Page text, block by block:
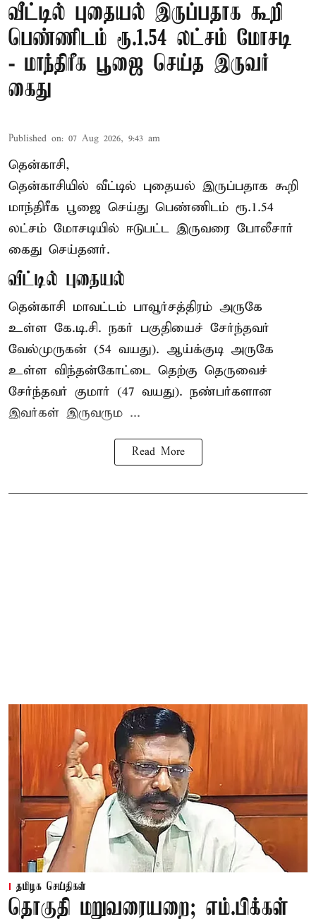
வீட்டில் புதையல் இருப்பதாக கூறி
பெண்ணிடம் ரூ.1.54 லட்சம் மோசடி
- மாந்திரீக பூஜை செய்த இருவர்
கைது
Published on: 07 Aug 2026, 9:43 am
தென்காசி,
தென்காசியில் வீட்டில் புதையல் இருப்பதாக கூறி
மாந்திரீக பூஜை செய்து பெண்ணிடம் ரூ.1.54
லட்சம் மோசடியில் ஈடுபட்ட இருவரை போலீசார்
கைது செய்தனர்.
வீட்டில் புதையல்
தென்காசி மாவட்டம் பாவூர்சத்திரம் அருகே
உள்ள கே.டி.சி. நகர் பகுதியைச் சேர்ந்தவர்
வேல்முருகன் (54 வயது). ஆய்க்குடி அருகே
உள்ள விந்தன்கோட்டை தெற்கு தெருவைச்
சேர்ந்தவர் குமார் (47 வயது). நண்பர்களான
இவர்கள் இருவரும ...
Read More
தமிழக செய்திகள்
தொகுதி மறுவரையறை; எம்.பிக்கள்